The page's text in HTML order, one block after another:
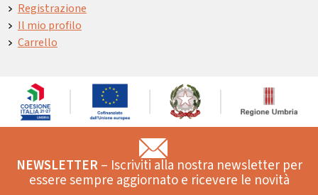
Registrazione
Il mio profilo
Carrello
NEWSLETTER– Iscriviti alla nostra newsletter per
essere sempre aggiornato e ricevere le novità